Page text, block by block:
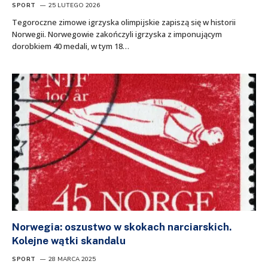
SPORT 25 LUTEGO 2026
Tegoroczne zimowe igrzyska olimpijskie zapiszą się w historii
Norwegii. Norwegowie zakończyli igrzyska z imponującym
dorobkiem 40 medali, w tym 18…
Norwegia: oszustwo w skokach narciarskich.
Kolejne wątki skandalu
SPORT 28 MARCA 2025